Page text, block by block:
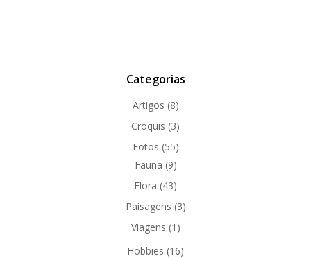
Categorias
Artigos (8)
Croquis (3)
Fotos (55)
Fauna (9)
Flora (43)
Paisagens (3)
Viagens (1)
Hobbies (16)